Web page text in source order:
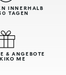
INNERHALB
TAGEN
& ANGEBOTE
ME